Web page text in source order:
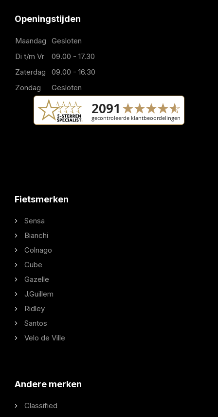
Openingstijden
Maandag
Gesloten
Di t/m Vr
09.00 - 17.30
Zaterdag
09.00 - 16.30
Zondag
Gesloten
Fietsmerken
Sensa
Bianchi
Colnago
Cube
Gazelle
J.Guillem
Ridley
Santos
Velo de Ville
Andere merken
Classified